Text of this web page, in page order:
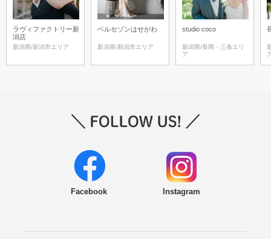
ラヴィファクトリー新
潟店
新潟県/新潟市エリア
ベルセゾンはせがわ
新潟県/新潟市エリア
studio coco
新潟県/長岡・三条エリ
ア
Facebook Instagram